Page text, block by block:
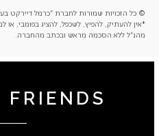
© כל הזכויות שמורות לחברת "כרמל דיירקט
*אין להעתיק, להפיץ, לשכפל, להציג בפומבי,
מהנ"ל ללא הסכמה מראש ובכתב מהחברה.
FRIENDS